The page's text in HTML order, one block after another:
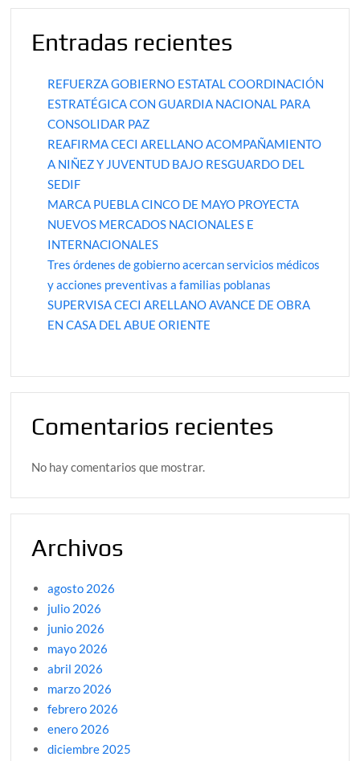
Entradas recientes
REFUERZA GOBIERNO ESTATAL COORDINACIÓN
ESTRATÉGICA CON GUARDIA NACIONAL PARA
CONSOLIDAR PAZ
REAFIRMA CECI ARELLANO ACOMPAÑAMIENTO
A NIÑEZ Y JUVENTUD BAJO RESGUARDO DEL
SEDIF
MARCA PUEBLA CINCO DE MAYO PROYECTA
NUEVOS MERCADOS NACIONALES E
INTERNACIONALES
Tres órdenes de gobierno acercan servicios médicos
y acciones preventivas a familias poblanas
SUPERVISA CECI ARELLANO AVANCE DE OBRA
EN CASA DEL ABUE ORIENTE
Comentarios recientes
No hay comentarios que mostrar.
Archivos
agosto 2026
julio 2026
junio 2026
mayo 2026
abril 2026
marzo 2026
febrero 2026
enero 2026
diciembre 2025